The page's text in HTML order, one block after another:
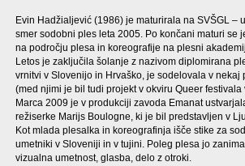
Evin Hadžialjević (1986) je maturirala na SVŠGL –
smer sodobni ples leta 2005. Po končani maturi se
na področju plesa in koreografije na plesni
Letos je zaključila šolanje z nazivom diplomirana
vrnitvi v Slovenijo in Hrvaško, je sodelovala v nekaj
(med njimi je bil tudi projekt v okviru Queer festivala
Marca 2009 je v produkciji zavoda Emanat
režiserke Marijs Boulogne, ki je bil predstavljen v
Kot mlada plesalka in koreografinja išče stike za
umetniki v Sloveniji in v tujini. Poleg plesa jo
vizualna umetnost, glasba, delo z otroki.